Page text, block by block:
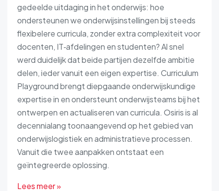
gedeelde uitdaging in het onderwijs: hoe
ondersteunen we onderwijsinstellingen bij steeds
flexibelere curricula, zonder extra complexiteit voor
docenten, IT‑afdelingen en studenten? Al snel
werd duidelijk dat beide partijen dezelfde ambitie
delen, ieder vanuit een eigen expertise. Curriculum
Playground brengt diepgaande onderwijskundige
expertise in en ondersteunt onderwijsteams bij het
ontwerpen en actualiseren van curricula. Osiris is al
decennialang toonaangevend op het gebied van
onderwijslogistiek en administratieve processen.
Vanuit die twee aanpakken ontstaat een
geïntegreerde oplossing.
Lees meer »